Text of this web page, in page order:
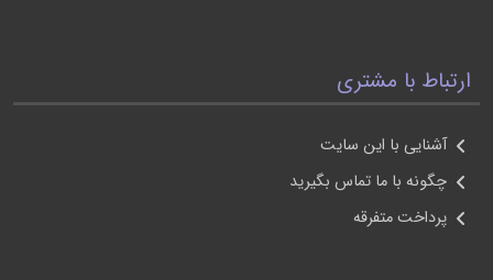
ارتباط با مشتری
آشنايی با اين سايت
چگونه با ما تماس بگيريد
پرداخت متفرقه